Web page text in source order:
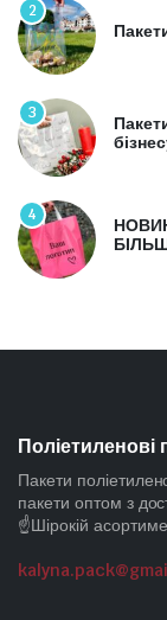
2
3
4
Поліетиленові
Пакети
пакети оптом з
☝️Шірокій